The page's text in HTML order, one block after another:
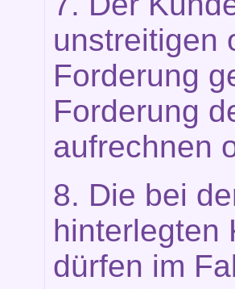
unstreitigen
Forderung
Forderung
aufrechnen
8. Die bei
hinterlegten
dürfen im